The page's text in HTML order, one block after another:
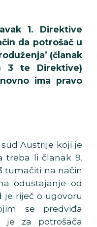
1. Direktive
da potrošač u
(članak
3 te Direktive)
ima pravo
Austrije koji je
treba li članak 9.
tumačiti na način
odustajanje od
je riječ o ugovoru
se predviđa
je za potrošača